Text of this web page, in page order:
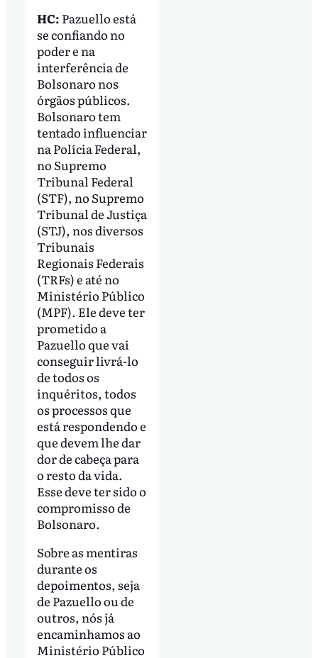
HC: Pazuello está
se confiando no
poder e na
interferência de
Bolsonaro nos
órgãos públicos.
Bolsonaro tem
tentado influenciar
na Polícia Federal,
no Supremo
Tribunal Federal
(STF), no Supremo
Tribunal de Justiça
(STJ), nos diversos
Tribunais
Regionais Federais
(TRFs) e até no
Ministério Público
(MPF). Ele deve ter
prometido a
Pazuello que vai
conseguir livrá-lo
de todos os
inquéritos, todos
os processos que
está respondendo e
que devem lhe dar
dor de cabeça para
o resto da vida.
Esse deve ter sido o
compromisso de
Bolsonaro.
Sobre as mentiras
durante os
depoimentos, seja
de Pazuello ou de
outros, nós já
encaminhamos ao
Ministério Público